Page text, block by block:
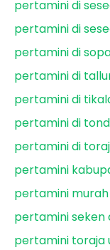
pertamini di
pertamini di
pertamini di
pertamini di
pertamini di
pertamini di
pertamini di
pertamini
pertamini
pertamini seken
pertamini toraja